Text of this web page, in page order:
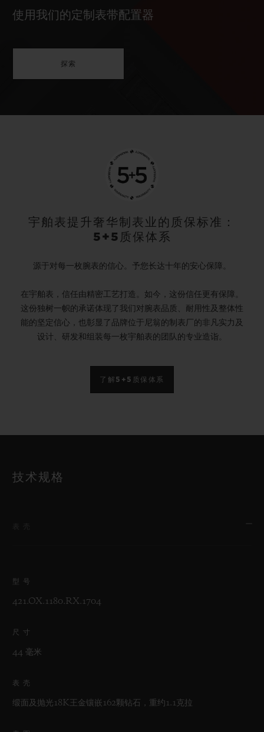
使用我们的定制表带配置器
探索
宇舶表提升奢华制表业的质保标准：
5+5质保体系
源于对每一枚腕表的信心。予您长达十年的安心保障。
在宇舶表，信任由精密工艺打造。如今，这份信任更有保障。
这份独树一帜的承诺体现了我们对腕表品质、耐用性及整体性
能的坚定信心，也彰显了品牌位于尼翁的制表厂的非凡实力及
设计、研发和组装每一枚宇舶表的团队的专业造诣。
了解5+5质保体系
技术规格
型号
421.OX.1180.RX.1704
尺寸
44 毫米
表壳
缎面及抛光18K王金镶嵌162颗钻石，重约1.1克拉